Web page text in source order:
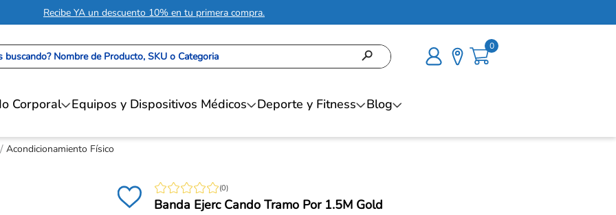
Recibe YA un descuento 10% en tu primera compra.
Nombre de Producto, SKU o Categoria 0
Corporal Equipos y Dispositivos Médicos Deporte y Fitness Blog
Acondicionamiento Físico
(0)
Banda Ejerc Cando Tramo Por 1.5M Gold